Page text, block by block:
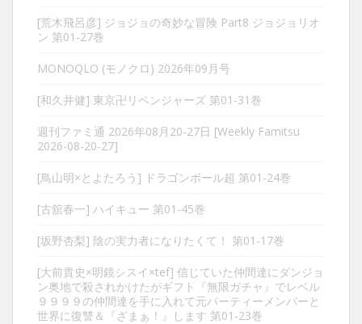
[荒木飛呂彦] ジョジョの奇妙な冒険 Part8 ジョジョリオ
ン 第01-27巻
MONOQLO (モノクロ) 2026年09月号
[和久井健] 東京卍リベンジャーズ 第01-31巻
週刊ファミ通 2026年08月20-27日 [Weekly Famitsu
2026-08-20-27]
[鳥山明×とよたろう] ドラゴンボール超 第01-24巻
[古舘春一] ハイキュー 第01-45巻
[坂野杏梨] 陰の実力者になりたくて！ 第01-17巻
[大前貴史×明鏡シスイ×tef] 信じていた仲間達にダンジョ
ン奥地で殺されかけたがギフト『無限ガチャ』でレベル
９９９９の仲間達を手に入れて元パーティーメンバーと
世界に復讐＆『ざまぁ！』します 第01-23巻